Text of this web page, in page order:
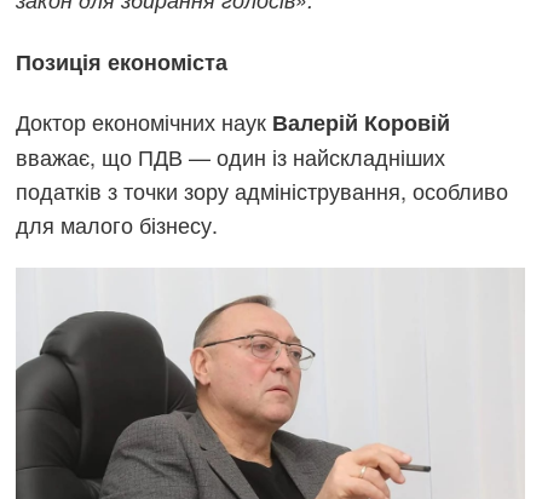
Позиція економіста
Доктор економічних наук Валерій Коровій
вважає, що ПДВ — один із найскладніших
податків з точки зору адміністрування, особливо
для малого бізнесу.